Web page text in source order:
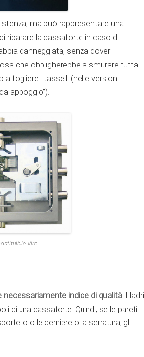
ma può rappresentare una
riparare la cassaforte in caso di
danneggiata, senza dover
che obbligherebbe a smurare tutta
a togliere i tasselli (nelle versioni
appoggio”).
Viro
necessariamente indice di qualità. I ladri
di una cassaforte. Quindi, se le pareti
o le cerniere o la serratura, gli